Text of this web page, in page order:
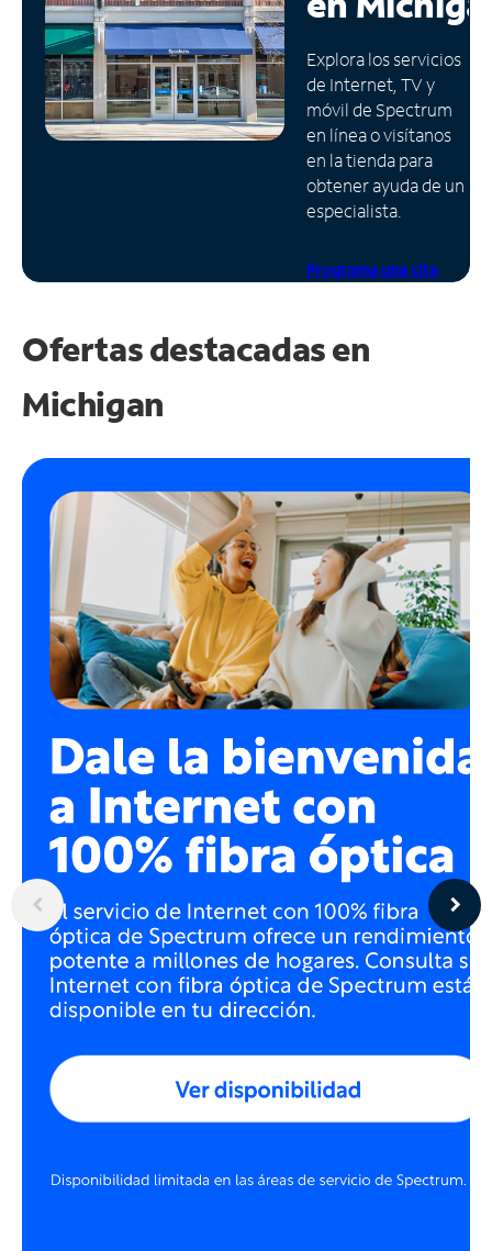
Administrar
cuenta
Encuentra
una
tienda
Explora los servicios
de Internet, TV y
móvil de Spectrum
en línea o visítanos
en la tienda para
obtener ayuda de un
especialista.
Programa una cita
Ofertas destacadas en
Michigan